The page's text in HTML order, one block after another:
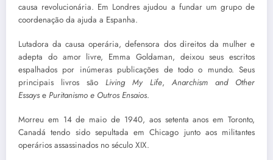
causa revolucionária. Em Londres ajudou a fundar um grupo de
coordenação da ajuda a Espanha.
Lutadora da causa operária, defensora dos direitos da mulher e
adepta do amor livre, Emma Goldaman, deixou seus escritos
espalhados por inúmeras publicações de todo o mundo. Seus
principais livros são Living My Life, Anarchism and Other
Essays e Puritanismo e Outros Ensaios.
Morreu em 14 de maio de 1940, aos setenta anos em Toronto,
Canadá tendo sido sepultada em Chicago junto aos militantes
operários assassinados no século XIX.